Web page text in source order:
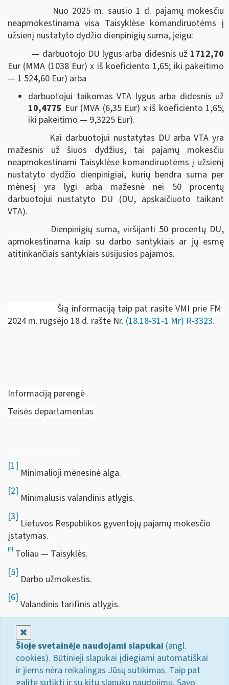
Nuo 2025 m. sausio 1 d. pajamų mokesčiu
neapmokestinama visa Taisyklėse komandiruotėms į
užsienį nustatyto dydžio dienpinigių suma, jeigu:
— darbuotojo DU lygus arba didesnis už 1712,70
Eur (MMA (1038 Eur) x iš koeficiento 1,65; iki pakeitimo
— 1 524,60 Eur) arba
darbuotojui taikomas VTA lygus arba didesnis už
10,4775 Eur (MVA (6,35 Eur) x iš koeficiento 1,65;
iki pakeitimo — 9,3225 Eur).
Kai darbuotojui nustatytas DU arba VTA yra
mažesnis už šiuos dydžius, tai pajamų mokesčiu
neapmokestinami Taisyklėse komandiruotėms į užsienį
nustatyto dydžio dienpinigiai, kurių bendra suma per
mėnesį yra lygi arba mažesnė nei 50 procentų
darbuotojui nustatyto DU (DU, apskaičiuoto taikant
VTA).
Dienpinigių suma, viršijanti 50 procentų DU,
apmokestinama kaip su darbo santykiais ar jų esmę
atitinkančiais santykiais susijusios pajamos.
Šią informaciją taip pat rasite VMI prie FM
2024 m. rugsėjo 18 d. rašte Nr. (18.18-31-1 Mr) R-3323.
Informaciją parengė
Teisės departamentas
[1]
Minimalioji mėnesinė alga.
[2]
Minimalusis valandinis atlygis.
[3]
Lietuvos Respublikos gyventojų pajamų mokesčio
įstatymas.
[4] Toliau — Taisyklės.
[5]
Darbo užmokestis.
[6]
Valandinis tarifinis atlygis.
Šioje svetainėje naudojami slapukai (angl.
cookies). Būtinieji slapukai įdiegiami automatiškai
ir jiems nėra reikalingas Jūsų sutikimas. Taip pat
galite sutikti ir su kitų slapukų naudojimu. Savo